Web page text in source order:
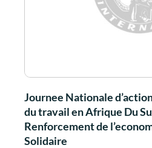
Journee Nationale
du travail en Afrique Du
Renforcement de
Solidaire